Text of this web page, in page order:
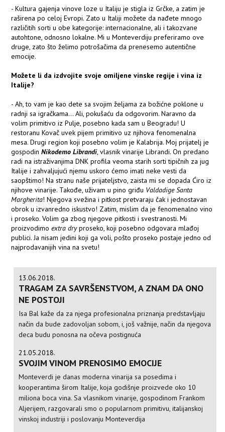
- Kultura gajenja vinove loze u Italiju je stigla iz Grčke, a zatim je
raširena po celoj Evropi. Zato u Italiji možete da nađete mnogo
različitih sorti u obe kategorije: internacionalne, ali i takozvane
autohtone, odnosno lokalne. Mi u Monteverdiju preferiramo ove
druge, zato što želimo potrošačima da prenesemo autentične
emocije.
Možete li da izdvojite svoje omiljene vinske regije i vina iz
Italije?
- Ah, to vam je kao dete sa svojim željama za božićne poklone u
radnji sa igračkama... Ali, pokušaću da odgovorim. Naravno da
volim primitivo iz Pulje, posebno kada sam u Beogradu! U
restoranu Kovač uvek pijem primitivo uz njihova fenomenalna
mesa. Drugi region koji posebno volim je Kalabrija. Moj prijatelj je
gospodinNikodemo Librandi, vlasnik vinarije Librandi. On predano
radi na istraživanjima DNK profila veoma starih sorti tipičnih za jug
Italije i zahvaljujući njemu uskoro ćemo imati neke vesti da
saopštimo! Na stranu naše prijateljstvo, zaista mi se dopada Ćiro iz
njihove vinarije. Takođe, uživam u pino griđu Valdadige Santa
Margherita! Njegova svežina i pitkost pretvaraju čak i jednostavan
obrok u izvanredno iskustvo! Zatim, mislim da je fenomenalno vino
i proseko. Volim ga zbog njegove pitkosti i svestranosti. Mi
proizvodimoextra dryproseko, koji posebno odgovara mlađoj
publici. Ja nisam jedini koji ga voli, pošto proseko postaje jedno od
najprodavanijih vina na svetu!
13.06.2018.
TRAGAM ZA SAVRŠENSTVOM, A ZNAM DA ONO
NE POSTOJI
Isa Bal kaže da za njega profesionalna priznanja predstavljaju
način da bude zadovoljan sobom, i, još važnije, način da njegova
deca budu ponosna na očeva postignuća
21.05.2018.
SVOJIM VINOM PRENOSIMO EMOCIJE
Monteverdi je danas moderna vinarija sa posedima i
kooperantima širom Italije, koja godišnje proizvede oko 10
miliona boca vina. Sa vlasnikom vinarije, gospodinom Frankom
Aljerijem, razgovarali smo o popularnom primitivu, italijanskoj
vinskoj industriji i poslovanju Monteverdija